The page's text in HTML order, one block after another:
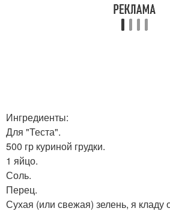
Ингредиенты:
Для "Теста".
500 гр куриной грудки.
1 яйцо.
Соль.
Перец.
Сухая (или свежая) зелень, я кладу